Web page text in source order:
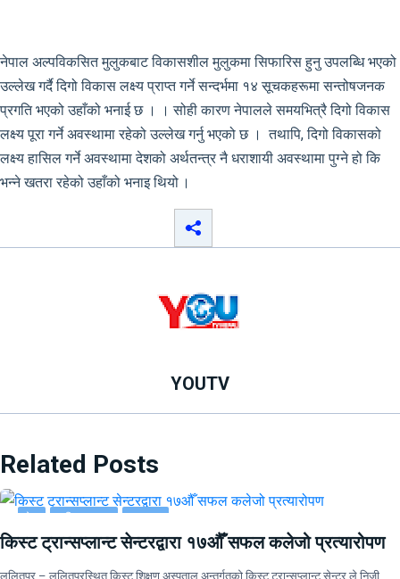
नेपाल अल्पविकसित मुलुकबाट विकासशील मुलुकमा सिफारिस हुनु उपलब्धि भएको
उल्लेख गर्दै दिगो विकास लक्ष्य प्राप्त गर्ने सन्दर्भमा १४ सूचकहरूमा सन्तोषजनक
प्रगति भएको उहाँको भनाई छ । । सोही कारण नेपालले समयभित्रै दिगो विकास
लक्ष्य पूरा गर्ने अवस्थामा रहेको उल्लेख गर्नु भएको छ । तथापि, दिगो विकासको
लक्ष्य हासिल गर्ने अवस्थामा देशको अर्थतन्त्र नै धराशायी अवस्थामा पुग्ने हो कि
भन्ने खतरा रहेको उहाँको भनाइ थियो ।
YOUTV
Related Posts
किस्ट ट्रान्सप्लान्ट सेन्टरद्वारा १७औँ सफल कलेजो प्रत्यारोपण
ललितपुर – ललितपुरस्थित किस्ट शिक्षण अस्पताल अन्तर्गतको किस्ट ट्रान्सप्लान्ट सेन्टर ले निजी